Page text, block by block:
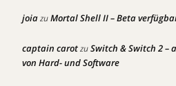
joiazuMortal Shell II – Beta
captain carotzuSwitch & Switch 2 –
von Hard- und Software